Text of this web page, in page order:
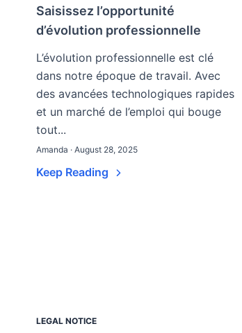
Saisissez l’opportunité
d’évolution professionnelle
L’évolution professionnelle est clé
dans notre époque de travail. Avec
des avancées technologiques rapides
et un marché de l’emploi qui bouge
tout...
Amanda · August 28, 2025
Keep Reading
LEGAL NOTICE